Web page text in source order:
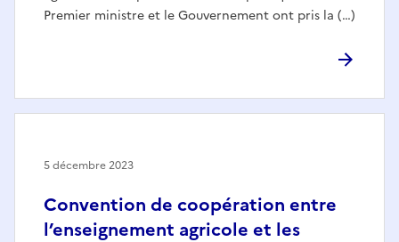
Premier ministre et le Gouvernement ont pris la (…)
Convention de coopération entre
l’enseignement agricole et les
5 décembre 2023